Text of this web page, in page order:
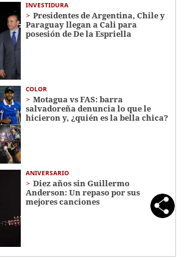
INVESTIDURA
Presidentes de Argentina, Chile y
Paraguay llegan a Cali para
posesión de De la Espriella
COLOR
Motagua vs FAS: barra
salvadoreña denuncia lo que le
hicieron y, ¿quién es la bella chica?
ANIVERSARIO
Diez años sin Guillermo
Anderson: Un repaso por sus
mejores canciones